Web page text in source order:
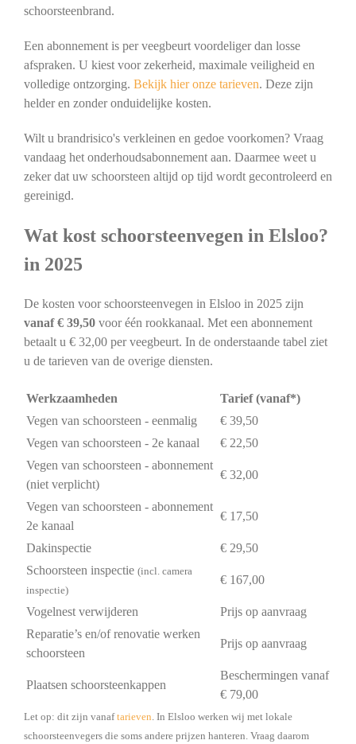
schoorsteenbrand.
Een abonnement is per veegbeurt voordeliger dan losse
afspraken. U kiest voor zekerheid, maximale veiligheid en
volledige ontzorging. Bekijk hier onze tarieven. Deze zijn
helder en zonder onduidelijke kosten.
Wilt u brandrisico's verkleinen en gedoe voorkomen? Vraag
vandaag het onderhoudsabonnement aan. Daarmee weet u
zeker dat uw schoorsteen altijd op tijd wordt gecontroleerd en
gereinigd.
Wat kost schoorsteenvegen in Elsloo?
in 2025
De kosten voor schoorsteenvegen in Elsloo in 2025 zijn
vanaf € 39,50voor één rookkanaal. Met een abonnement
betaalt u € 32,00 per veegbeurt. In de onderstaande tabel ziet
u de tarieven van de overige diensten.
Werkzaamheden
Tarief (vanaf*)
Vegen van schoorsteen - eenmalig
€ 39,50
Vegen van schoorsteen - 2e kanaal
€ 22,50
Vegen van schoorsteen - abonnement
(niet verplicht)
€ 32,00
Vegen van schoorsteen - abonnement
2e kanaal
€ 17,50
Dakinspectie
€ 29,50
Schoorsteen inspectie (incl. camera
inspectie)
€ 167,00
Vogelnest verwijderen
Prijs op aanvraag
Reparatie’s en/of renovatie werken
schoorsteen
Prijs op aanvraag
Plaatsen schoorsteenkappen
Beschermingen vanaf
€ 79,00
Let op: dit zijn vanaftarieven. In Elsloo werken wij met lokale
schoorsteenvegers die soms andere prijzen hanteren. Vraag daarom